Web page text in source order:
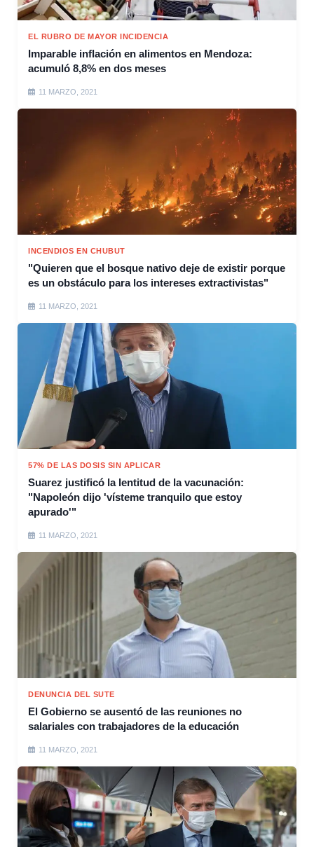
EL RUBRO DE MAYOR INCIDENCIA
Imparable inflación en alimentos en Mendoza:
acumuló 8,8% en dos meses
11 MARZO, 2021
INCENDIOS EN CHUBUT
"Quieren que el bosque nativo deje de existir porque
es un obstáculo para los intereses extractivistas"
11 MARZO, 2021
57% DE LAS DOSIS SIN APLICAR
Suarez justificó la lentitud de la vacunación:
"Napoleón dijo 'vísteme tranquilo que estoy
apurado'"
11 MARZO, 2021
DENUNCIA DEL SUTE
El Gobierno se ausentó de las reuniones no
salariales con trabajadores de la educación
11 MARZO, 2021